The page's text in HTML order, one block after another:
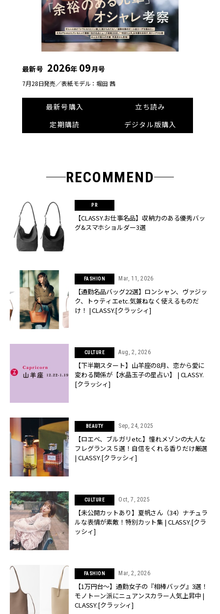
最新号 2026年 09月号
7月28日発売／表紙モデル：堀田 茜
最新号購入
立ち読み
定期購読
デジタル版購入
RECOMMEND
【CLASSY.お仕事名品】収納力のある優秀バッ
グ&スマホショルダー3選
FASHION Mar, 11, 2026
【通勤名品バッグ22選】ロンシャン、ヴァジッ
ク、トゥティエetc.気兼ねなく使えるものだ
け！ | CLASSY.[クラッシィ]
CULTURE Aug, 2, 2026
【下半期スタート】山羊座の8月、恋から愛に
変わる関係が【水晶玉子の星占い】 | CLASSY.
[クラッシィ]
BEAUTY Sep, 24, 2025
【ロエベ、ブルガリetc.】憧れメゾンの大人な
フレグランス５選！自信をくれる香りだけ厳選
| CLASSY.[クラッシィ]
CULTURE Oct, 7, 2025
【未公開カットあり】夏帆さん（34）ナチュラ
ルな表情が素敵！特別カット集 | CLASSY.[クラ
ッシィ]
FASHION Mar, 2, 2026
【1万円台〜】通勤女子の『相棒バッグ』3選！
モノトーン派にニュアンスカラー人気上昇中 |
CLASSY.[クラッシィ]